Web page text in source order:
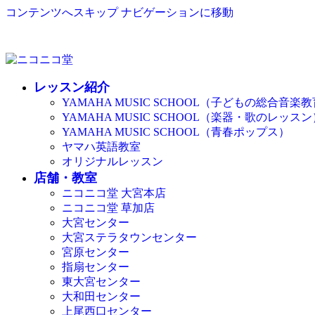
コンテンツへスキップ ナビゲーションに移動
レッスン紹介
YAMAHA MUSIC SCHOOL（子どもの総合音楽教
YAMAHA MUSIC SCHOOL（楽器・歌のレッスン
YAMAHA MUSIC SCHOOL（青春ポップス）
ヤマハ英語教室
オリジナルレッスン
店舗・教室
ニコニコ堂 大宮本店
ニコニコ堂 草加店
大宮センター
大宮ステラタウンセンター
宮原センター
指扇センター
東大宮センター
大和田センター
上尾西口センター